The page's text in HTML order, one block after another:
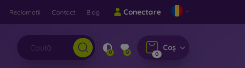
Reclamatii Contact Blog Conectare
0 0 0
Coș